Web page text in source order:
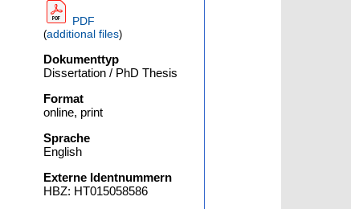
PDF
(additional files)
Dokumenttyp
Dissertation / PhD Thesis
Format
online, print
Sprache
English
Externe Identnummern
HBZ: HT015058586